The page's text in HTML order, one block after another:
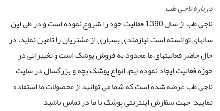
درباره ناجی طب
ناجی طب از سال 1390 فعالیت خود را شروع نموده است و در طی این
سالهای توانسته است نیازمندی بسیاری از مشتریان را تامین نماید. در
حال حاضر فعالیتهای ما محدود به فروش پوشک است و تغییراتی در
حوزه فعالیت ایجاد نموده ایم. انواع پوشک بچه و بزرگسال در سایت
ناجی طب عرضه شده است که شما می توانید از محصولات ما استفاده
نمایید. جهت سفارش اینترنتی پوشک با ما در تماس باشید